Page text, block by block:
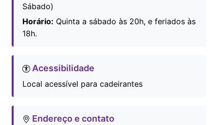
Sábado)
Horário: Quinta a sábado às 20h, e feriados às
18h.
Acessibilidade
Local acessível para cadeirantes
Endereço e contato